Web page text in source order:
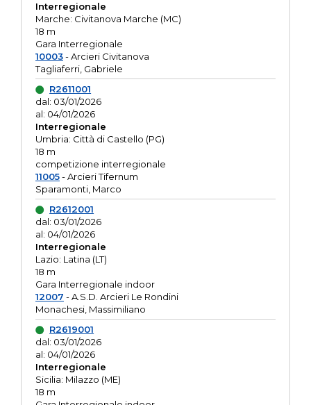
Interregionale
Marche: Civitanova Marche (MC)
18 m
Gara Interregionale
10003- Arcieri Civitanova
Tagliaferri, Gabriele
R2611001
dal: 03/01/2026
al: 04/01/2026
Interregionale
Umbria: Città di Castello (PG)
18 m
competizione interregionale
11005- Arcieri Tifernum
Sparamonti, Marco
R2612001
dal: 03/01/2026
al: 04/01/2026
Interregionale
Lazio: Latina (LT)
18 m
Gara Interregionale indoor
12007 - A.S.D. Arcieri Le Rondini
Monachesi, Massimiliano
R2619001
dal: 03/01/2026
al: 04/01/2026
Interregionale
Sicilia: Milazzo (ME)
18 m